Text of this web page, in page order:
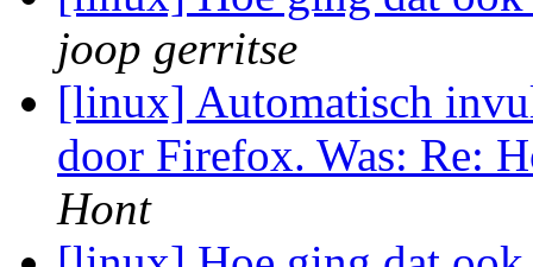
joop gerritse
[linux] Automatisch
door Firefox. Was: Re:
Hont